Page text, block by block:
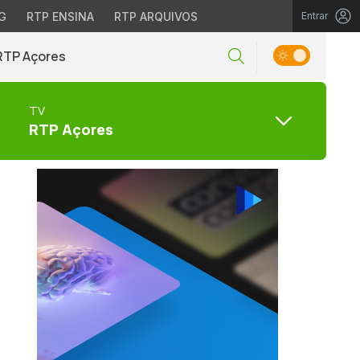
RTP ENSINA RTP ARQUIVOS Entrar
Açores
TV
RTP Açores